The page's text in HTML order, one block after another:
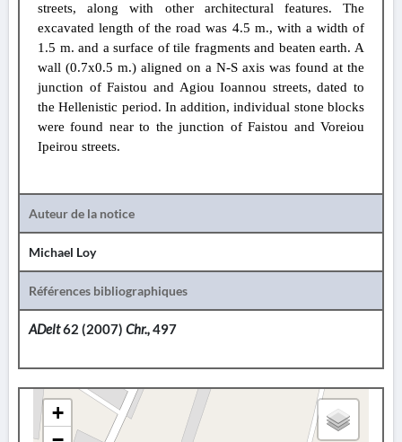
streets, along with other architectural features. The
excavated length of the road was 4.5 m., with a width of
1.5 m. and a surface of tile fragments and beaten earth. A
wall (0.7x0.5 m.) aligned on a N-S axis was found at the
junction of Faistou and Agiou Ioannou streets, dated to
the Hellenistic period. In addition, individual stone blocks
were found near to the junction of Faistou and Voreiou
Ipeirou streets.
Auteur de la notice
Michael Loy
Références bibliographiques
ADelt62 (2007) Chr.,497
+